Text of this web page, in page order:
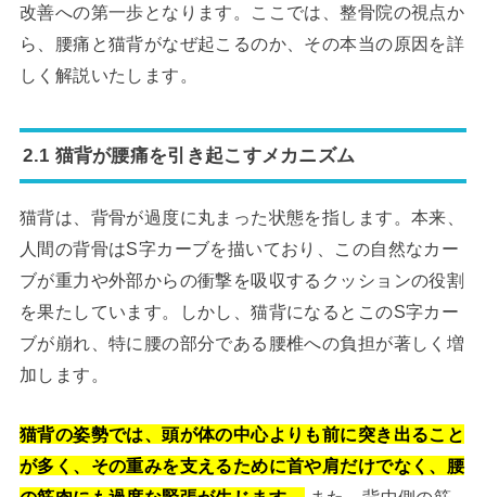
改善への第一歩となります。ここでは、整骨院の視点か
ら、腰痛と猫背がなぜ起こるのか、その本当の原因を詳
しく解説いたします。
2.1 猫背が腰痛を引き起こすメカニズム
猫背は、背骨が過度に丸まった状態を指します。本来、
人間の背骨はS字カーブを描いており、この自然なカー
ブが重力や外部からの衝撃を吸収するクッションの役割
を果たしています。しかし、猫背になるとこのS字カー
ブが崩れ、特に腰の部分である腰椎への負担が著しく増
加します。
猫背の姿勢では、頭が体の中心よりも前に突き出ること
が多く、その重みを支えるために首や肩だけでなく、腰